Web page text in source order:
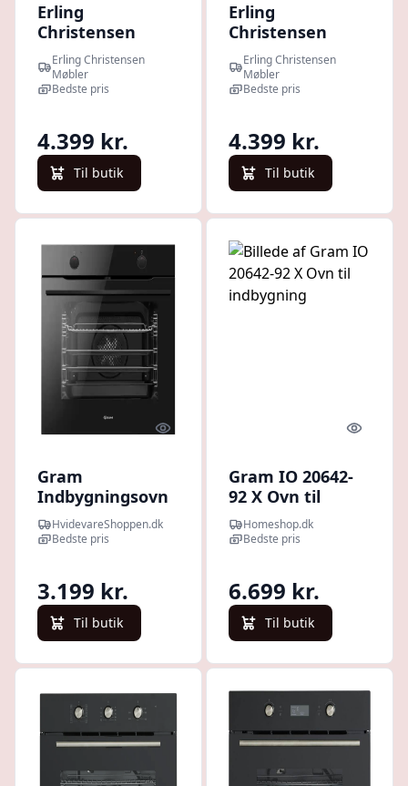
Erling
Christensen
Møbler Gram
Indbygningsovn
IO18610-90 W -
Christensen
Møbler : Erling
Christensen
Møbler
Erling Christensen
Møbler
Bedste pris
4.399 kr.
Til butik
Erling
Christensen
Møbler Gorenje
BPS6737E14BG,
Indbygningsovn :
Christensen
Møbler : Erling
Christensen
Møbler
Erling Christensen
Møbler
Bedste pris
4.399 kr.
Til butik
Quick look
Gram
Indbygningsovn
IO18610-90B -
Sort
HvidevareShoppen.dk
Bedste pris
3.199 kr.
Til butik
Quick
Gram IO 20642-
92 X Ovn til
indbygning
Homeshop.dk
Bedste pris
6.699 kr.
Til butik